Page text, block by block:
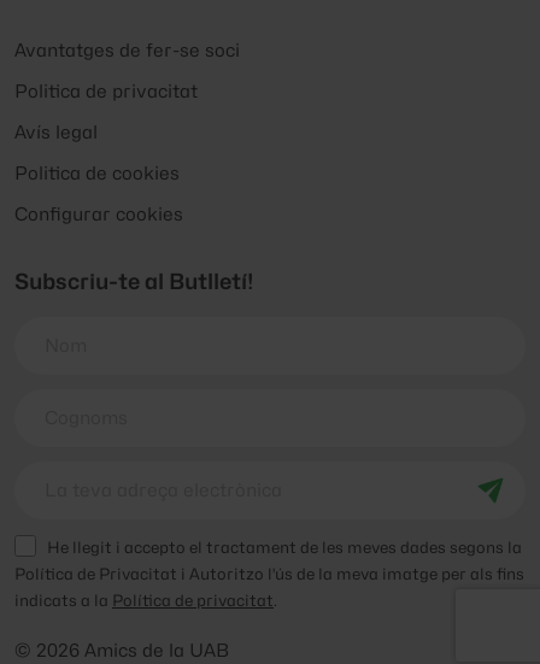
Avantatges de fer-se soci
Politica de privacitat
Avís legal
Politica de cookies
Configurar cookies
Subscriu-te al Butlletí!
He llegit i accepto el tractament de les meves dades segons la
Política de Privacitat i Autoritzo l'ús de la meva imatge per als fins
indicats a la Política de privacitat
© 2026 Amics de la UAB